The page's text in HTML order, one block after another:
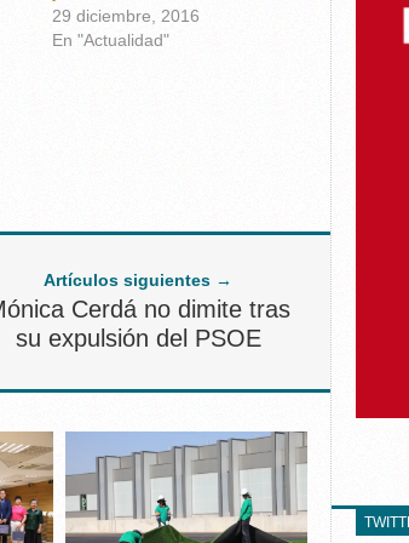
29 diciembre, 2016
En "Actualidad"
Artículos siguientes →
Cerdá no dimite tras
su expulsión del PSOE